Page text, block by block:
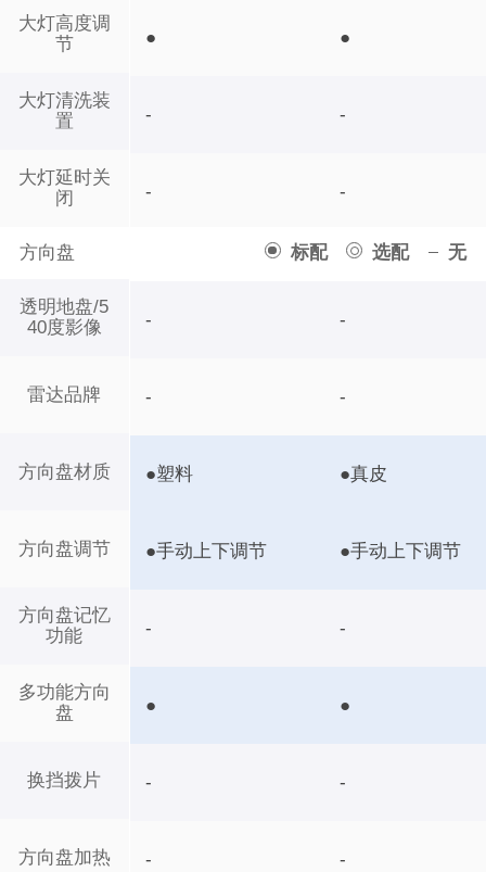
大灯高度调
节
大灯清洗装
置
大灯延时关
闭
方向盘 标配 选配 无
透明地盘/5
40度影像
雷达品牌
方向盘材质
方向盘调节
方向盘记忆
功能
多功能方向
盘
换挡拨片
方向盘加热
● ●
- -
- -
- -
- -
●塑料 ●真皮
●手动上下调节 ●手动上下调节
- -
● ●
- -
- -